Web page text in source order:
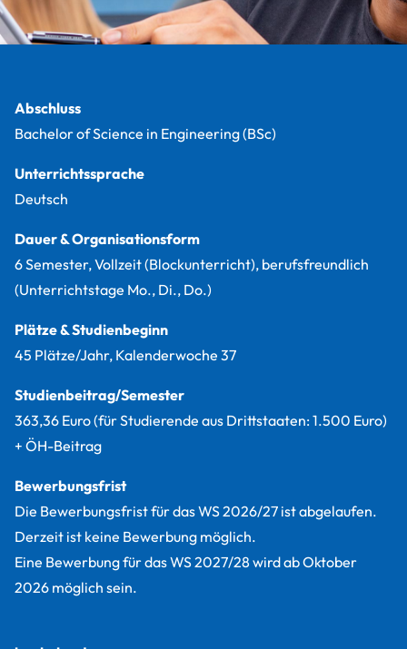
Abschluss
Bachelor of Science in Engineering (BSc)
Unterrichtssprache
Deutsch
Dauer & Organisationsform
6 Semester, Vollzeit (Blockunterricht), berufsfreundlich
(Unterrichtstage Mo., Di., Do.)
Plätze & Studienbeginn
45 Plätze/Jahr, Kalenderwoche 37
Studienbeitrag/Semester
363,36 Euro (für Studierende aus Drittstaaten: 1.500 Euro)
+ ÖH-Beitrag
Bewerbungsfrist
Die Bewerbungsfrist für das WS 2026/27 ist abgelaufen.
Derzeit ist keine Bewerbung möglich.
Eine Bewerbung für das WS 2027/28 wird ab Oktober
2026 möglich sein.